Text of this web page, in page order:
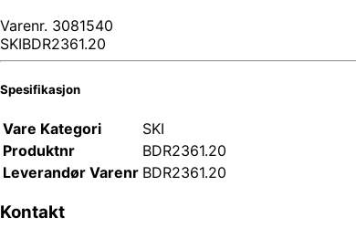
Varenr. 3081540
SKIBDR2361.20
Spesifikasjon
Vare Kategori
SKI
Produktnr
BDR2361.20
Leverandør Varenr BDR2361.20
Kontakt